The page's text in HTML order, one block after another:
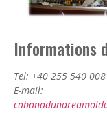
Informations
Tel: +40 255 540 008
E-mail: